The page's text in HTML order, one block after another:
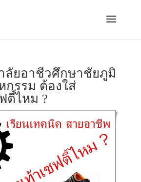
ลัยอาชีวศึกษาชัยภูมิ
กรรม ต้องใส่
ตี้ไหม ?